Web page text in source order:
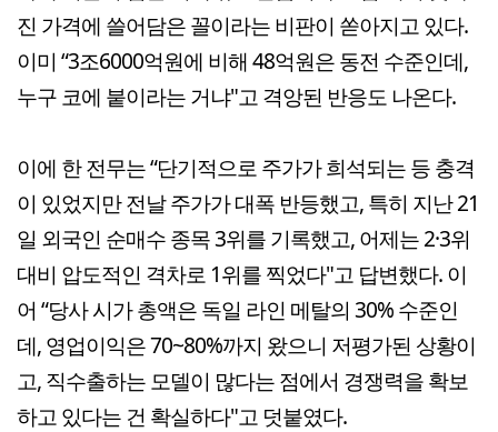
진 가격에 쓸어담은 꼴이라는 비판이 쏟아지고 있다.
이미 “3조6000억원에 비해 48억원은 동전 수준인데,
누구 코에 붙이라는 거냐"고 격앙된 반응도 나온다.
이에 한 전무는 “단기적으로 주가가 희석되는 등 충격
이 있었지만 전날 주가가 대폭 반등했고, 특히 지난 21
일 외국인 순매수 종목 3위를 기록했고, 어제는 2·3위
대비 압도적인 격차로 1위를 찍었다"고 답변했다. 이
어 “당사 시가 총액은 독일 라인 메탈의 30% 수준인
데, 영업이익은 70~80%까지 왔으니 저평가된 상황이
고, 직수출하는 모델이 많다는 점에서 경쟁력을 확보
하고 있다는 건 확실하다"고 덧붙였다.